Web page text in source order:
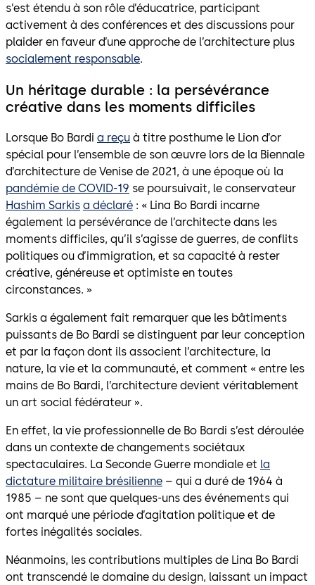
s’est étendu à son rôle d’éducatrice, participant
activement à des conférences et des discussions pour
plaider en faveur d’une approche de l’architecture plus
socialement responsable.
Un héritage durable : la persévérance
créative dans les moments difficiles
Lorsque Bo Bardi a reçu à titre posthume le Lion d’or
spécial pour l’ensemble de son œuvre lors de la Biennale
d’architecture de Venise de 2021, à une époque où la
pandémie de COVID-19 se poursuivait, le conservateur
Hashim Sarkis a déclaré : « Lina Bo Bardi incarne
également la persévérance de l’architecte dans les
moments difficiles, qu’il s’agisse de guerres, de conflits
politiques ou d’immigration, et sa capacité à rester
créative, généreuse et optimiste en toutes
circonstances. »
Sarkis a également fait remarquer que les bâtiments
puissants de Bo Bardi se distinguent par leur conception
et par la façon dont ils associent l’architecture, la
nature, la vie et la communauté, et comment « entre les
mains de Bo Bardi, l’architecture devient véritablement
un art social fédérateur ».
En effet, la vie professionnelle de Bo Bardi s’est déroulée
dans un contexte de changements sociétaux
spectaculaires. La Seconde Guerre mondiale et la
dictature militaire brésilienne – qui a duré de 1964 à
1985 – ne sont que quelques-uns des événements qui
ont marqué une période d’agitation politique et de
fortes inégalités sociales.
Néanmoins, les contributions multiples de Lina Bo Bardi
ont transcendé le domaine du design, laissant un impact